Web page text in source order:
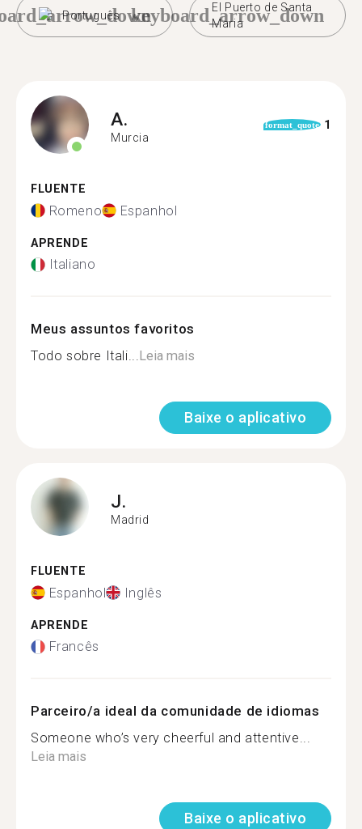
Português
El Puerto de Santa
Maria
keyboard_arrow_down
A.
Murcia
format_quote 1
FLUENTE
Romeno Espanhol
APRENDE
Italiano
Meus assuntos favoritos
Todo sobre Itali...Leia mais
Baixe o aplicativo
J.
Madrid
FLUENTE
Espanhol Inglês
APRENDE
Francês
Parceiro/a ideal da comunidade de idiomas
Someone who’s very cheerful and attentive...
Leia mais
Baixe o aplicativo